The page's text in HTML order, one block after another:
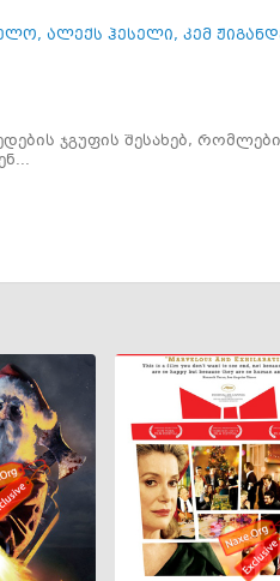
, ალექს ჰესელი, კემ
ჯგუფის შესახებ,